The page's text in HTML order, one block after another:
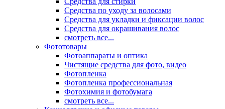
Средства по уходу за волосами
Средства для укладки и фиксации волос
Средства для окрашивания волос
смотреть все...
Фототовары
Фотоаппараты и оптика
Чистящие средства для фото, видео
Фотопленка
Фотопленка профессиональная
Фотохимия и фотобумага
смотреть все...